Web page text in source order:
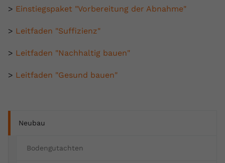
Neubau
Bodengutachten
> Einstiegspaket "Vorbereitung der Abnahme"
> Leitfaden "Suffizienz"
> Leitfaden "Nachhaltig bauen"
> Leitfaden "Gesund bauen"